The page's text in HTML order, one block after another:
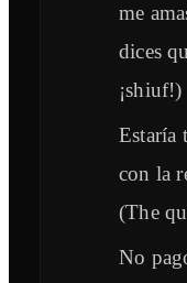
me
dices
¡shiuf!)
Estaría
con la
(The
No